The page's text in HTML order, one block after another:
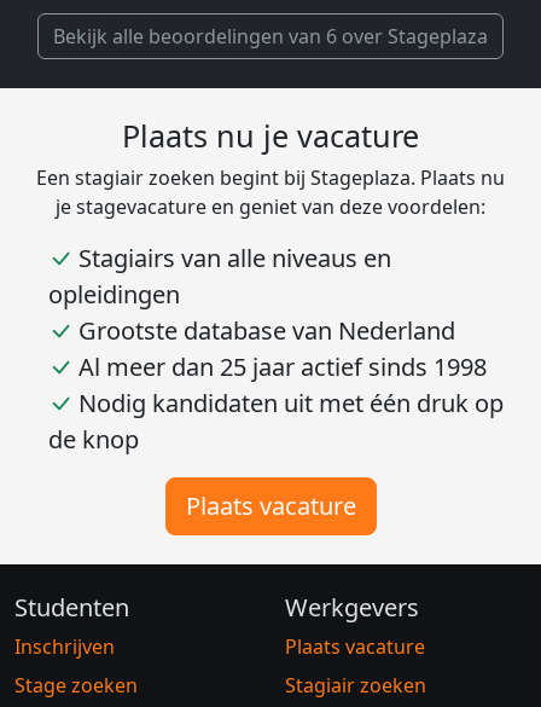
Bekijk alle beoordelingen van 6 over Stageplaza
Plaats nu je vacature
Een stagiair zoeken begint bij Stageplaza. Plaats nu
je stagevacature en geniet van deze voordelen:
Stagiairs van alle niveaus en
opleidingen
Grootste database van Nederland
Al meer dan 25 jaar actief sinds 1998
Nodig kandidaten uit met één druk op
de knop
Plaats vacature
Studenten
Inschrijven
Stage zoeken
Werkgevers
Plaats vacature
Stagiair zoeken